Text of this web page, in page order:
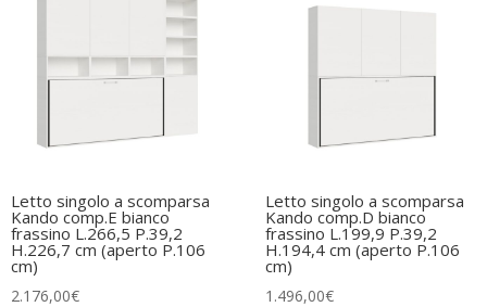
Letto singolo a scomparsa
Kando comp.E bianco
frassino L.266,5 P.39,2
H.226,7 cm (aperto P.106
cm)
2.176,00€
Letto singolo a scomparsa
Kando comp.D bianco
frassino L.199,9 P.39,2
H.194,4 cm (aperto P.106
cm)
1.496,00€